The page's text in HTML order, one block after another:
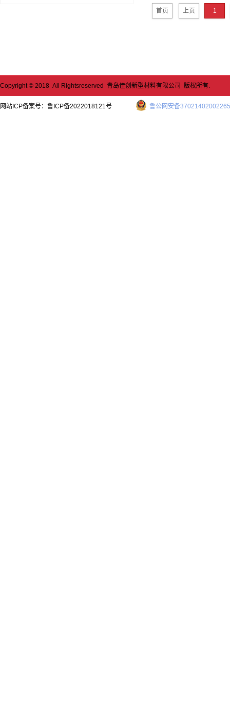
解决方案。
// 可靠的终身绝热性
// 坚固的材料允许快速搬
操作
首页 上页 1
Copyright © 2018 All Rightsreserved 青岛佳创新型材料有限公司 版权所有.
鲁公网安备
网站ICP备案号： 鲁ICP备2022018121号